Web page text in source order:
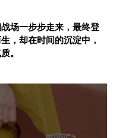
场一步步走来，最终登
，却在时间的沉淀中，
。